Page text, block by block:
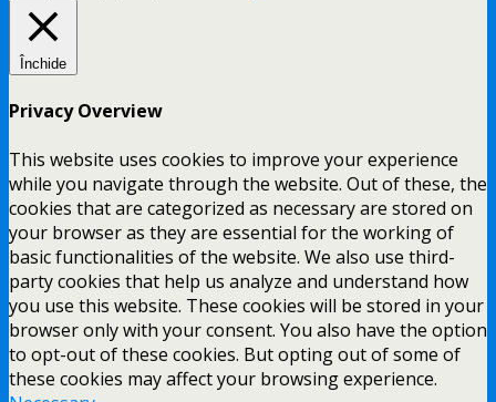
Închide
Privacy Overview
This website uses cookies to improve your experience
while you navigate through the website. Out of these, the
cookies that are categorized as necessary are stored on
your browser as they are essential for the working of
basic functionalities of the website. We also use third-
party cookies that help us analyze and understand how
you use this website. These cookies will be stored in your
browser only with your consent. You also have the option
to opt-out of these cookies. But opting out of some of
these cookies may affect your browsing experience.